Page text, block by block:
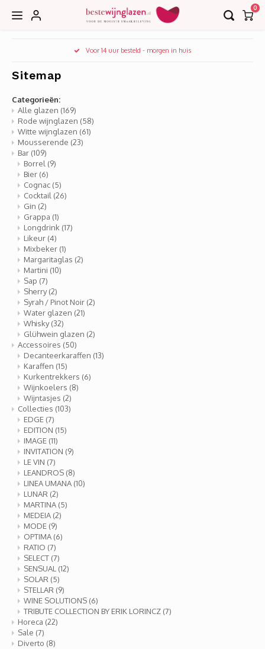
Hoofdmenu / bar
Borrel
Bier
Cognac
Cocktail
Grappa
Longdrink
Likeur
Mixbeker
Margaritaglas
Martini
Syrah / Pinot Noir
Water glazen
Whisky
Glühwein glazen
Hoofdmenu / accessoires
Decanteerkaraffen
Karaffen
Kurkentrekkers
Wijnkoelers
Wijntasjes
Hoofdmenu / collecties
EDGE
EDITION
IMAGE
INVITATION
LE VIN
LEANDROS
LINEA UMANA
LUNAR
MARTINA
MEDEIA
MODE
OPTIMA
SELECT
SENSUAL
SOLAR
STELLAR
WINE SOLUTIONS
TRIBUTE COLLECTION BY ERIK LORINCZ
0
Voor 14 uur besteld - morgen in huis
Sitemap
Categorieën:
Alle glazen (169)
Rode wijnglazen (58)
Witte wijnglazen (61)
Mousserende (23)
Bar (109)
Borrel (9)
Bier (6)
Cognac (5)
Cocktail (26)
Gin (2)
Grappa (1)
Longdrink (17)
Likeur (4)
Mixbeker (1)
Margaritaglas (2)
Martini (10)
Sap (7)
Sherry(2)
Syrah / Pinot Noir (2)
Water glazen (21)
Whisky(32)
Glühwein glazen (2)
Accessoires (50)
Decanteerkaraffen (13)
Karaffen (15)
Kurkentrekkers (6)
Wijnkoelers (8)
Wijntasjes (2)
Collecties (103)
EDGE (7)
EDITION (15)
IMAGE (11)
INVITATION (9)
LE VIN (7)
LEANDROS (8)
LINEA UMANA (10)
LUNAR (2)
MARTINA (5)
MEDEIA (2)
MODE (9)
OPTIMA (6)
RATIO (7)
SELECT (7)
SENSUAL (12)
SOLAR (5)
STELLAR (9)
WINE SOLUTIONS (6)
TRIBUTE COLLECTION BY ERIK LORINCZ (7)
Horeca (22)
Sale (7)
Diverto (8)